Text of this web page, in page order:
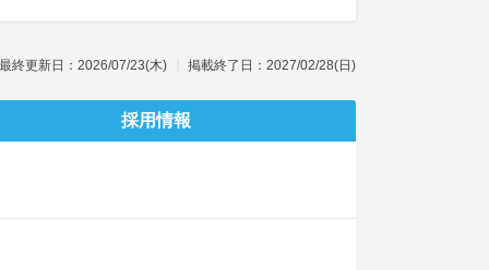
最終更新日：2026/07/23(木) 掲載終了日：2027/02/28(日)
採用情報